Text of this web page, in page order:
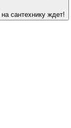
сантехнику ждет!